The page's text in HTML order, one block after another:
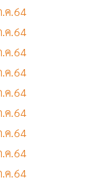
.ค.64
.ค.64
.ค.64
.ค.64
.ค.64
.ค.64
.ค.64
.ค.64
.ค.64